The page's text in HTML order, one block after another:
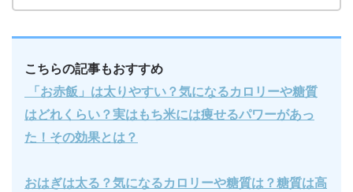
こちらの記事もおすすめ
「お赤飯」は太りやすい？気になるカロリーや糖質
はどれくらい？実はもち米には痩せるパワーがあっ
た！その効果とは？
おはぎは太る？気になるカロリーや糖質は？糖質は高